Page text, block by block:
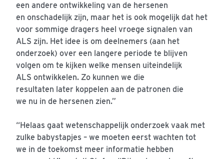
een andere ontwikkeling van de hersenen
en onschadelijk zijn, maar het is ook mogelijk dat het
voor sommige dragers heel vroege signalen van
ALS zijn. Het idee is om deelnemers (aan het
onderzoek) over een langere periode te blijven
volgen om te kijken welke mensen uiteindelijk
ALS ontwikkelen. Zo kunnen we die
resultaten later koppelen aan de patronen die
we nu in de hersenen zien.”
“Helaas gaat wetenschappelijk onderzoek vaak met
zulke babystapjes – we moeten eerst wachten tot
we in de toekomst meer informatie hebben